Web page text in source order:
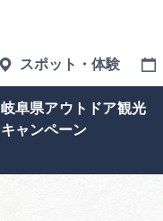
スポット・体験
岐阜県アウトドア観光
キャンペーン